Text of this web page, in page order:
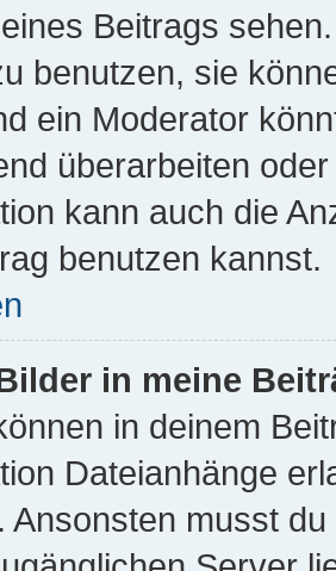
Beitrags
benutzen, sie
ein Moderator
überarbeiten
kann auch die
benutzen kannst.
in meine
in deinem
Dateianhänge
Ansonsten musst